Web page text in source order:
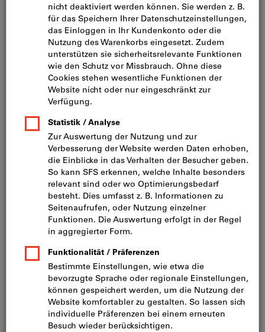
Bild zum Vergrößern anklicken